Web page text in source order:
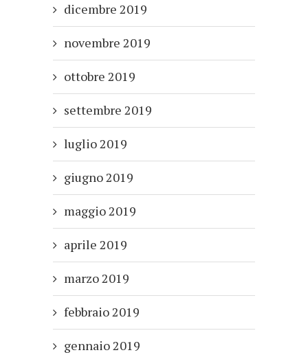
dicembre 2019
novembre 2019
ottobre 2019
settembre 2019
luglio 2019
giugno 2019
maggio 2019
aprile 2019
marzo 2019
febbraio 2019
gennaio 2019